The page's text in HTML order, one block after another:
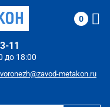
до 18:00
11
voronezh@zavod-metakon.ru
0